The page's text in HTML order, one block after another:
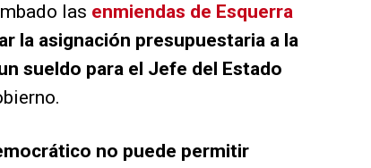
las enmiendas de Esquerra
la asignación presupuestaria a la
sueldo para el Jefe del Estado
no puede permitir